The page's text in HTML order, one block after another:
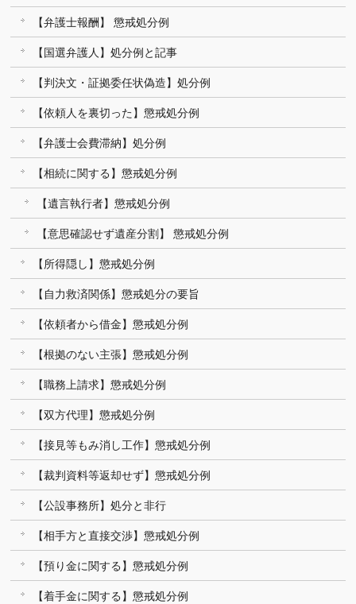
【弁護士報酬】 懲戒処分例
【国選弁護人】処分例と記事
【判決文・証拠委任状偽造】処分例
【依頼人を裏切った】懲戒処分例
【弁護士会費滞納】処分例
【相続に関する】懲戒処分例
【遺言執行者】懲戒処分例
【意思確認せず遺産分割】 懲戒処分例
【所得隠し】懲戒処分例
【自力救済関係】懲戒処分の要旨
【依頼者から借金】懲戒処分例
【根拠のない主張】懲戒処分例
【職務上請求】懲戒処分例
【双方代理】懲戒処分例
【接見等もみ消し工作】懲戒処分例
【裁判資料等返却せず】懲戒処分例
【公設事務所】処分と非行
【相手方と直接交渉】懲戒処分例
【預り金に関する】懲戒処分例
【着手金に関する】懲戒処分例